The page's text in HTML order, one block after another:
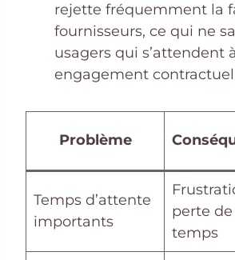
rejette fréquemment la
fournisseurs, ce qui ne
usagers qui s’attendent
engagement
Problème
Temps d’attente
importants
perte de
temps